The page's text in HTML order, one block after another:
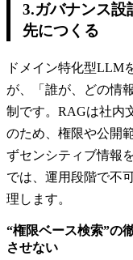
3.ガバナンス設
先につくる
ドメイン特化型LLM
が、「誰が、どの情
制です。RAGは社内
のため、権限や公開
ずセンシティブ情報
では、運用段階で不
理します。
“権限ベース検索”の
させない